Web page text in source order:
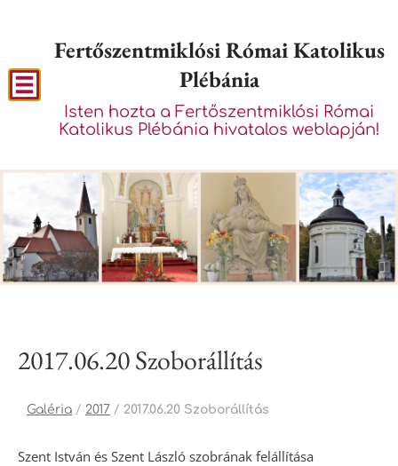
Fertőszentmiklósi Római Katolikus
Plébánia
Isten hozta a Fertőszentmiklósi Római
Katolikus Plébánia hivatalos weblapján!
2017.06.20 Szoborállítás
Galéria / 2017 / 2017.06.20 Szoborállítás
Szent István és Szent László szobrának felállítása